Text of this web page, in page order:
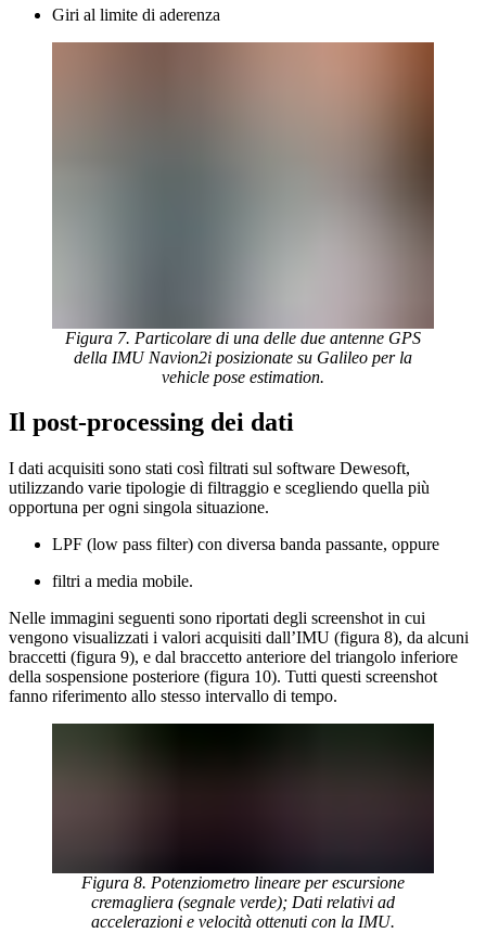
Giri al limite di aderenza
Figura 7. Particolare di una delle due antenne GPS
della IMU Navion2i posizionate su Galileo per la
vehicle pose estimation.
Il post-processing dei dati
I dati acquisiti sono stati così filtrati sul software Dewesoft,
utilizzando varie tipologie di filtraggio e scegliendo quella più
opportuna per ogni singola situazione.
LPF (low pass filter) con diversa banda passante, oppure
filtri a media mobile.
Nelle immagini seguenti sono riportati degli screenshot in cui
vengono visualizzati i valori acquisiti dall’IMU (figura 8), da alcuni
braccetti (figura 9), e dal braccetto anteriore del triangolo inferiore
della sospensione posteriore (figura 10). Tutti questi screenshot
fanno riferimento allo stesso intervallo di tempo.
Figura 8. Potenziometro lineare per escursione
cremagliera (segnale verde); Dati relativi ad
accelerazioni e velocità ottenuti con la IMU.